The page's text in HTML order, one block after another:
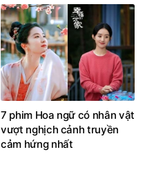
7 phim Hoa ngữ có nhân vật
vượt nghịch cảnh truyền
cảm hứng nhất